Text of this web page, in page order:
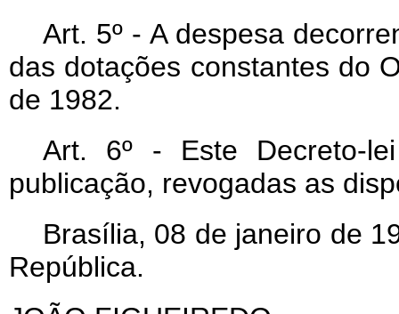
Art. 5º - A despesa
das dotações constantes do
de 1982.
Art. 6º - Este Decreto-
publicação, revogadas as
Brasília, 08 de janeiro de
República.